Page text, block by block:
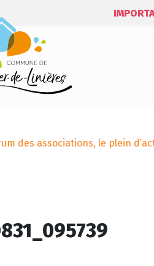
des associations, le plein